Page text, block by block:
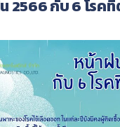
2566 กับ 6 โรคที่